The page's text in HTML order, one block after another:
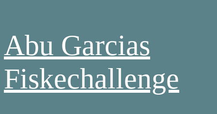
content
Abu Garcias
Fiskechallenge